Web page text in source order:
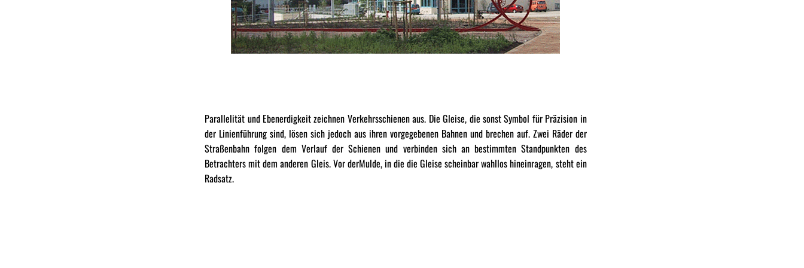
Parallelität und Ebenerdigkeit zeichnen Verkehrsschienen aus. Die Gleise, die sonst Symbol für Präzision in
der Linienführung sind, lösen sich jedoch aus ihren vorgegebenen Bahnen und brechen auf. Zwei Räder der
Straßenbahn folgen dem Verlauf der Schienen und verbinden sich an bestimmten Standpunkten des
Betrachters mit dem anderen Gleis. Vor derMulde, in die die Gleise scheinbar wahllos hineinragen, steht ein
Radsatz.